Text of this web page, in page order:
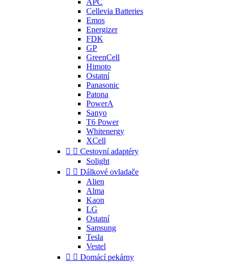
Cellevia Batteries
Emos
Energizer
FDK
GP
GreenCell
Himoto
Ostatní
Panasonic
Patona
PowerA
Sanyo
T6 Power
Whitenergy
XCell
  Cestovní adaptéry
Solight
  Dálkové ovladače
Alien
Alma
Kaon
LG
Ostatní
Samsung
Tesla
Vestel
  Domácí pekárny